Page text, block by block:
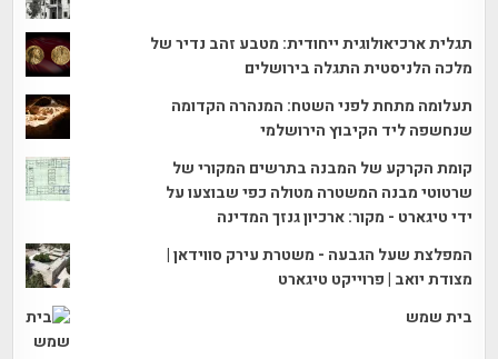
תגלית ארכיאולוגית ייחודית: מטבע זהב נדיר של
מלכה הלניסטית התגלה בירושלים
תעלומה מתחת לפני השטח: המנהרה הקדומה
שנחשפה ליד הקיבוץ הירושלמי
קומת הקרקע של המבנה בתרשים המקורי של
שרטוטי מבנה המשטרה מטולה כפי שבוצעו על
ידי טיגארט - מקור: ארכיון גנזך המדינה
המפלצת שעל הגבעה - משטרת עירק סווידאן |
מצודת יואב | פרוייקט טיגארט
בית שמש